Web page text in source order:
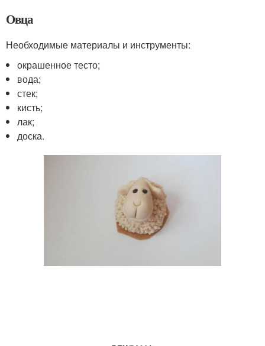
Овца
Необходимые материалы и инструменты:
окрашенное тесто;
вода;
стек;
кисть;
лак;
доска.